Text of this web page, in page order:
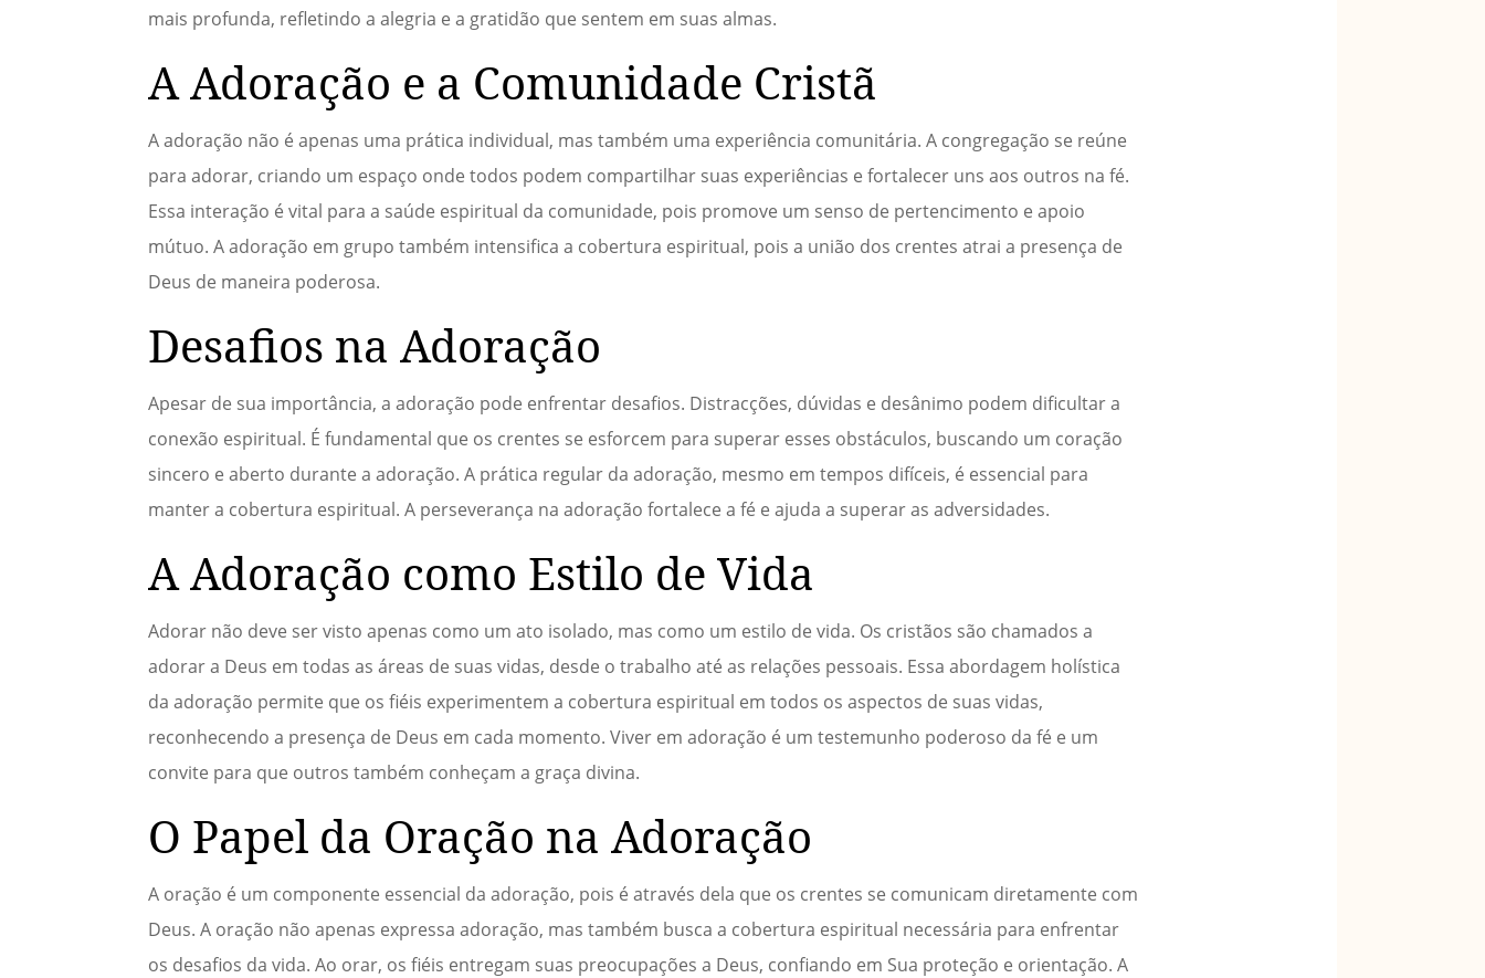
mais profunda, refletindo a alegria e a gratidão que sentem em suas almas.
A Adoração e a Comunidade Cristã
A adoração não é apenas uma prática individual, mas também uma experiência comunitária. A congregação se reúne
para adorar, criando um espaço onde todos podem compartilhar suas experiências e fortalecer uns aos outros na fé.
Essa interação é vital para a saúde espiritual da comunidade, pois promove um senso de pertencimento e apoio
mútuo. A adoração em grupo também intensifica a cobertura espiritual, pois a união dos crentes atrai a presença de
Deus de maneira poderosa.
Desafios na Adoração
Apesar de sua importância, a adoração pode enfrentar desafios. Distracções, dúvidas e desânimo podem dificultar a
conexão espiritual. É fundamental que os crentes se esforcem para superar esses obstáculos, buscando um coração
sincero e aberto durante a adoração. A prática regular da adoração, mesmo em tempos difíceis, é essencial para
manter a cobertura espiritual. A perseverança na adoração fortalece a fé e ajuda a superar as adversidades.
A Adoração como Estilo de Vida
Adorar não deve ser visto apenas como um ato isolado, mas como um estilo de vida. Os cristãos são chamados a
adorar a Deus em todas as áreas de suas vidas, desde o trabalho até as relações pessoais. Essa abordagem holística
da adoração permite que os fiéis experimentem a cobertura espiritual em todos os aspectos de suas vidas,
reconhecendo a presença de Deus em cada momento. Viver em adoração é um testemunho poderoso da fé e um
convite para que outros também conheçam a graça divina.
O Papel da Oração na Adoração
A oração é um componente essencial da adoração, pois é através dela que os crentes se comunicam diretamente com
Deus. A oração não apenas expressa adoração, mas também busca a cobertura espiritual necessária para enfrentar
os desafios da vida. Ao orar, os fiéis entregam suas preocupações a Deus, confiando em Sua proteção e orientação. A